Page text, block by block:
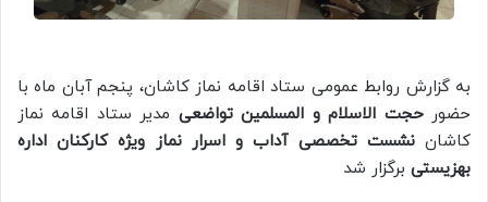
به گزارش روابط عمومی ستاد اقامه نماز کاشان، پنجم آبان ماه با
حضورحجت الاسلام و المسلمین تواضعی مدیر ستاد اقامه نماز
کاشاننشست تخصصی آداب و اسرار نماز ویژه کارکنان اداره
بهزیستی برگزار شد